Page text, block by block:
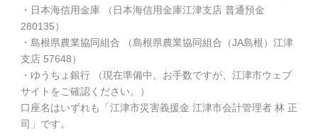
・日本海信用金庫 （日本海信用金庫江津支店 普通預金
280135）
・島根県農業協同組合 （島根県農業協同組合（JA島根）江津
支店 57648）
・ゆうちょ銀行 （現在準備中。お手数ですが、江津市ウェブ
サイトをご確認ください。）
口座名はいずれも「江津市災害義援金 江津市会計管理者 林 正
司」です。